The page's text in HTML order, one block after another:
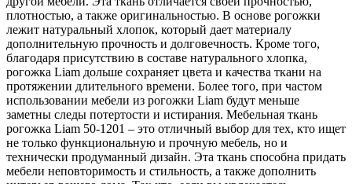
плотностью, а также оригинальностью. В основе рогожки
лежит натуральный хлопок, который дает материалу
дополнительную прочность и долговечность. Кроме того,
благодаря присутствию в составе натурального хлопка,
рогожка Liam дольше сохраняет цвета и качества ткани на
протяжении длительного времени. Более того, при частом
использовании мебели из рогожки Liam будут меньше
заметны следы потертости и истирания. Мебельная ткань
рогожка Liam 50-1201 – это отличный выбор для тех, кто ищет
не только функциональную и прочную мебель, но и
технически продуманный дизайн. Эта ткань способна придать
мебели неповторимость и стильность, а также дополнить